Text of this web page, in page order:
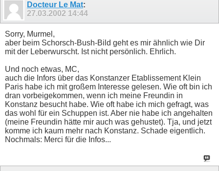
Docteur Le Mat:
27.03.2002 14:44
Sorry, Murmel,
aber beim Schorsch-Bush-Bild geht es mir ähnlich wie Dir
mit der Leberwurscht. Ist nicht persönlich. Ehrlich.
Und noch etwas, MC,
auch die Infors über das Konstanzer Etablissement Klein
Paris habe ich mit großem Interesse gelesen. Wie oft bin ich
dran vorbeigekommen, wenn ich meine Freundin in
Konstanz besucht habe. Wie oft habe ich mich gefragt, was
das wohl für ein Schuppen ist. Aber nie habe ich angehalten
(meine Freundin hätte mir auch was gehustet). Tja, und jetzt
komme ich kaum mehr nach Konstanz. Schade eigentlich.
Nochmals: Merci für die Infos...